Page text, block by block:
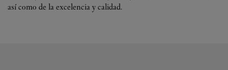
así como de la excelencia y calidad.